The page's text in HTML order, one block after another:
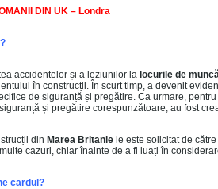
DIN UK – Londra
accidentelor și a leziunilor la locurile de
în construcții. În scurt timp, a devenit
de siguranță și pregătire. Ca urmare,
și pregătire corespunzătoare, au fost
din Marea Britanie le este solicitat de
cazuri, chiar înainte de a fi luați în
cardul?